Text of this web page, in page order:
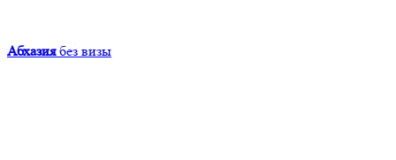
Абхазия без визы